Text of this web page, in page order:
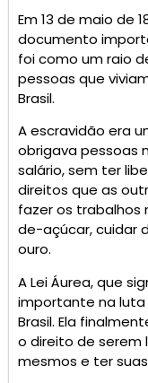
Em 13 de maio de
documento
foi como um raio
pessoas que
Brasil.
A escravidão era
obrigava pessoas
salário, sem ter
direitos que as
fazer os trabalhos
de-açúcar, cuidar
ouro.
A Lei Áurea, que
importante na luta
Brasil. Ela
o direito de serem
mesmos e ter